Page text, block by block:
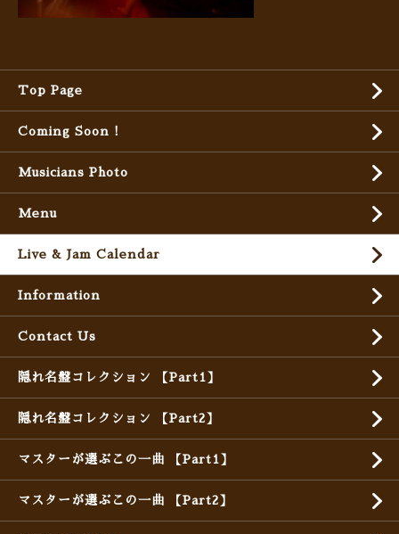
Top Page
Coming Soon !
Musicians Photo
Menu
Live & Jam Calendar
Information
Contact Us
隠れ名盤コレクション 【Part1】
隠れ名盤コレクション 【Part2】
マスターが選ぶこの一曲 【Part1】
マスターが選ぶこの一曲 【Part2】